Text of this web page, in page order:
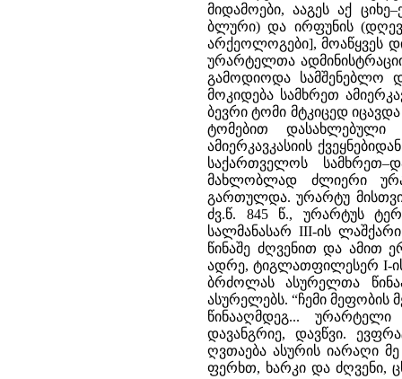
მიდამოები, ააგეს აქ
ბლური) და ირფუნის
არქეოლოგები], მოაწყვეს
ურარტელთა
გამოდიოდა სამშენებლო
მოკიდება სამხრეთ
ბევრი ტომი მტკიცედ
ტომებით დასახლებული
ამიერკავკასიის
საქართველოს
მახლობლად ძლიერი
გართულდა. ურარტუ
ძვ.წ. 845 წ., ურარტუს
სალმანასარ III-ის
წინაშე ძღვენით და ამით
ადრე, ტიგლათფილესერ I-ის
ბრძოლას ასურელთა
ასურელებს. “ჩემი მეფობის
წინააღმდეგ... ურარტელი
დავანგრიე, დავწვი.
ღვთაება ასურის იარაღი მე
ფერხთ, ხარკი და ძღვენი,